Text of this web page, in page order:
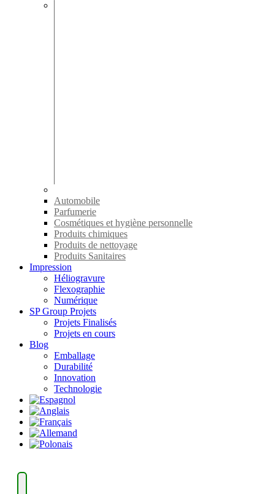
Automobile
Parfumerie
Cosmétiques et hygiène personnelle
Produits chimiques
Produits de nettoyage
Produits Sanitaires
Impression
Héliogravure
Flexographie
Numérique
SP Group Projets
Projets Finalisés
Projets en cours
Blog
Emballage
Durabilité
Innovation
Technologie